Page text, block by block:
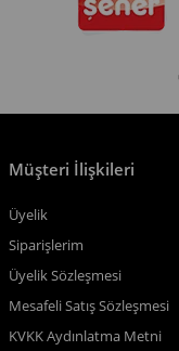
Müşteri İlişkileri
Üyelik
Siparişlerim
Üyelik Sözleşmesi
Mesafeli Satış Sözleşmesi
KVKK Aydınlatma Metni